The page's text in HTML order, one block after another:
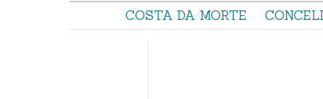
COSTA DA MORTE